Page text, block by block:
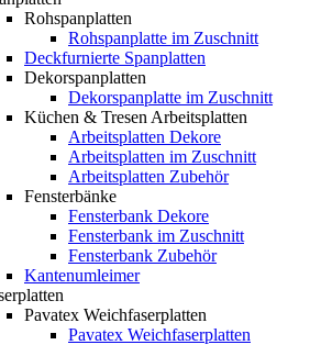
Rohspanplatten
Rohspanplatte im Zuschnitt
Deckfurnierte Spanplatten
Dekorspanplatten
Dekorspanplatte im Zuschnitt
Küchen & Tresen Arbeitsplatten
Arbeitsplatten Dekore
Arbeitsplatten im Zuschnitt
Arbeitsplatten Zubehör
Fensterbänke
Fensterbank Dekore
Fensterbank im Zuschnitt
Fensterbank Zubehör
Kantenumleimer
Pavatex Weichfaserplatten
Pavatex Weichfaserplatten